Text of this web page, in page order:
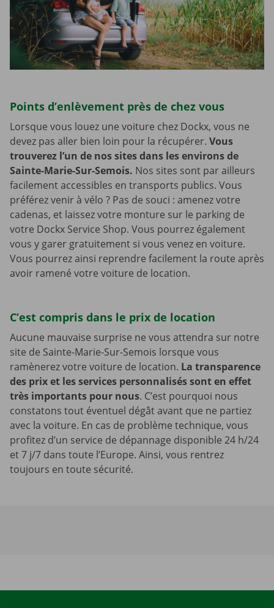
Points d’enlèvement près de chez vous
Lorsque vous louez une voiture chez Dockx, vous ne
devez pas aller bien loin pour la récupérer. Vous
trouverez l’un de nos sites dans les environs de
Sainte-Marie-Sur-Semois. Nos sites sont par ailleurs
facilement accessibles en transports publics. Vous
préférez venir à vélo ? Pas de souci : amenez votre
cadenas, et laissez votre monture sur le parking de
votre Dockx Service Shop. Vous pourrez également
vous y garer gratuitement si vous venez en voiture.
Vous pourrez ainsi reprendre facilement la route après
avoir ramené votre voiture de location.
C’est compris dans le prix de location
Aucune mauvaise surprise ne vous attendra sur notre
site de Sainte-Marie-Sur-Semois lorsque vous
ramènerez votre voiture de location. La transparence
des prix et les services personnalisés sont en effet
très importants pour nous. C’est pourquoi nous
constatons tout éventuel dégât avant que ne partiez
avec la voiture. En cas de problème technique, vous
profitez d’un service de dépannage disponible 24 h/24
et 7 j/7 dans toute l’Europe. Ainsi, vous rentrez
toujours en toute sécurité.